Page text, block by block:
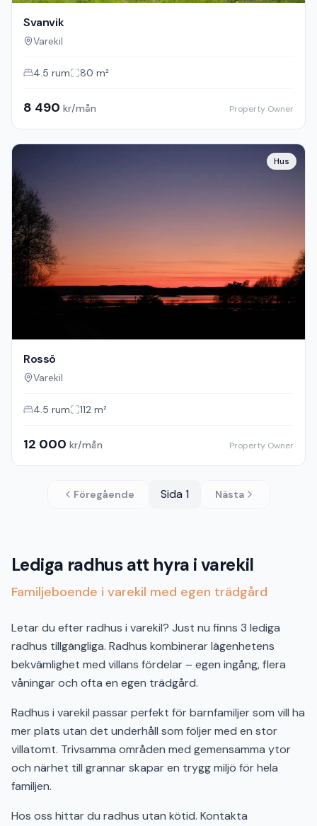
Svanvik
Varekil
4.5 rum 80 m²
8 490 kr/mån Property Owner
Hus
Rossö
Varekil
4.5 rum 112 m²
12 000 kr/mån Property Owner
Föregående Sida 1 Nästa
Lediga radhus att hyra i varekil
Familjeboende i varekil med egen trädgård
Letar du efter radhus i varekil? Just nu finns 3 lediga
radhus tillgängliga. Radhus kombinerar lägenhetens
bekvämlighet med villans fördelar – egen ingång, flera
våningar och ofta en egen trädgård.
Radhus i varekil passar perfekt för barnfamiljer som vill ha
mer plats utan det underhåll som följer med en stor
villatomt. Trivsamma områden med gemensamma ytor
och närhet till grannar skapar en trygg miljö för hela
familjen.
Hos oss hittar du radhus utan kötid. Kontakta